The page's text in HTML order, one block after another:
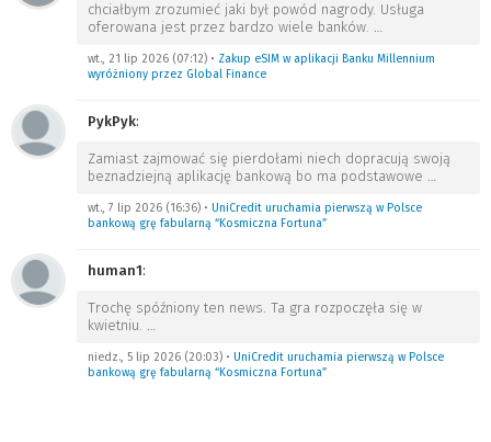
chciałbym zrozumieć jaki był powód nagrody. Usługa
oferowana jest przez bardzo wiele banków. …
wt., 21 lip 2026 (07:12) • Zakup eSIM w aplikacji Banku Millennium
wyróżniony przez Global Finance
PykPyk:
Zamiast zajmować się pierdołami niech dopracują swoją
beznadziejną aplikację bankową bo ma podstawowe …
wt., 7 lip 2026 (16:36) • UniCredit uruchamia pierwszą w Polsce
bankową grę fabularną “Kosmiczna Fortuna”
human1:
Trochę spóźniony ten news. Ta gra rozpoczęła się w
kwietniu. …
niedz., 5 lip 2026 (20:03) • UniCredit uruchamia pierwszą w Polsce
bankową grę fabularną “Kosmiczna Fortuna”